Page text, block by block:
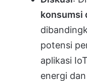
konsumsi
potensi
aplikasi
energi